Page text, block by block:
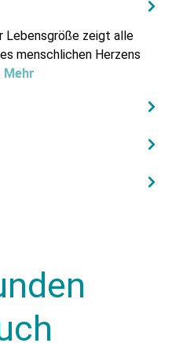
Lebensgröße zeigt alle
menschlichen Herzens
Mehr